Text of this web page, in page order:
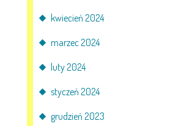
kwiecień 2024
marzec 2024
luty 2024
styczeń 2024
grudzień 2023